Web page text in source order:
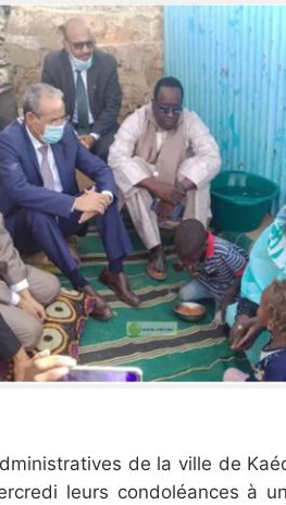
de la ville de
leurs condoléances à